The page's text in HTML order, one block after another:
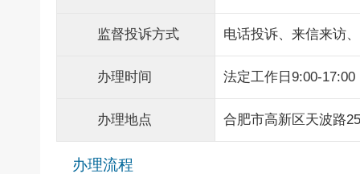
监督投诉方式 电话投诉、来信来访
办理时间 法定工作日9:00-17:00
办理地点 合肥市高新区天波路
办理流程